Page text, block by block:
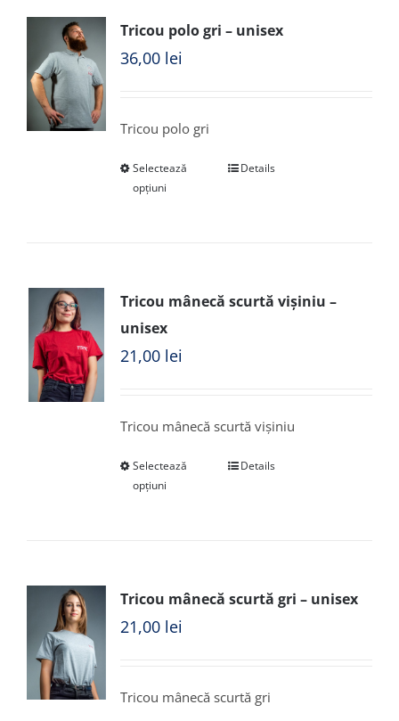
Tricou polo gri – unisex
36,00 lei
Tricou polo gri
Selectează
opțiuni
Details
Tricou mânecă scurtă vișiniu –
unisex
21,00 lei
Tricou mânecă scurtă vișiniu
Selectează
opțiuni
Details
Tricou mânecă scurtă gri – unisex
21,00 lei
Tricou mânecă scurtă gri